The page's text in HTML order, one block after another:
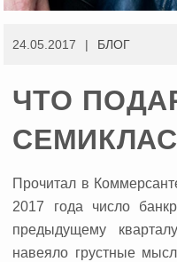
24.05.2017 БЛОГ
ЧТО
Прочитал в
2017 года число
предыдущему
навеяло грустные